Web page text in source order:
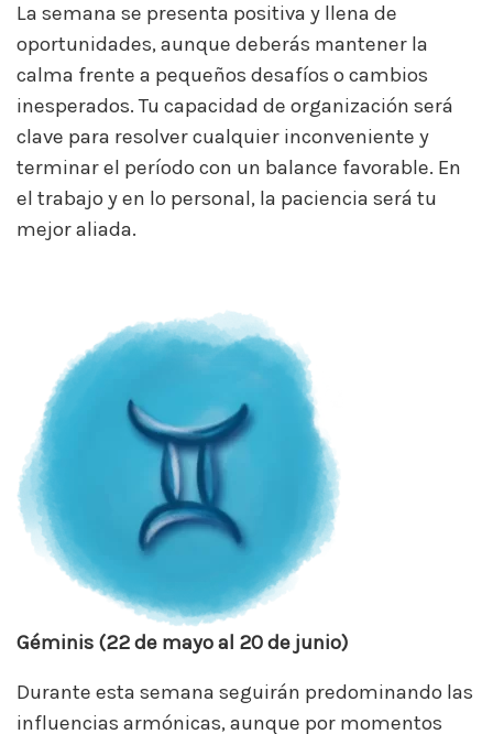
La semana se presenta positiva y llena de
oportunidades, aunque deberás mantener la
calma frente a pequeños desafíos o cambios
inesperados. Tu capacidad de organización será
clave para resolver cualquier inconveniente y
terminar el período con un balance favorable. En
el trabajo y en lo personal, la paciencia será tu
mejor aliada.
Géminis (22 de mayo al 20 de junio)
Durante esta semana seguirán predominando las
influencias armónicas, aunque por momentos